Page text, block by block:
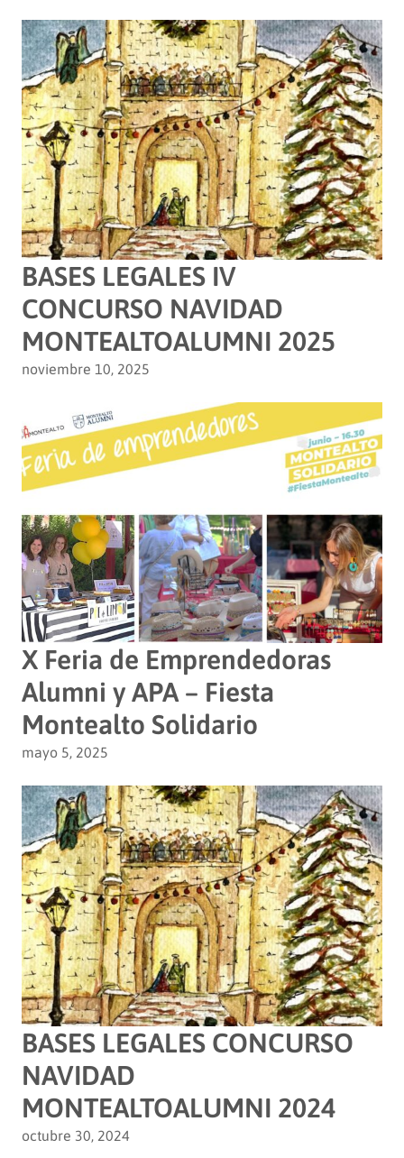
BASES LEGALES IV
CONCURSO NAVIDAD
MONTEALTOALUMNI 2025
noviembre 10, 2025
X Feria de Emprendedoras
Alumni y APA – Fiesta
Montealto Solidario
mayo 5, 2025
BASES LEGALES CONCURSO
NAVIDAD
MONTEALTOALUMNI 2024
octubre 30, 2024